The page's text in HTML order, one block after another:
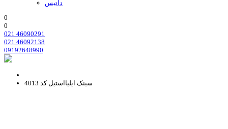
داتیس
0
0
021 46090291
021 46092138
09192648990
سینک ایلیااستیل کد 4013